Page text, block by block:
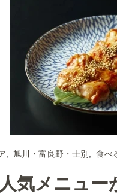
旭川・富良野・士別 食べ
人気メニュ